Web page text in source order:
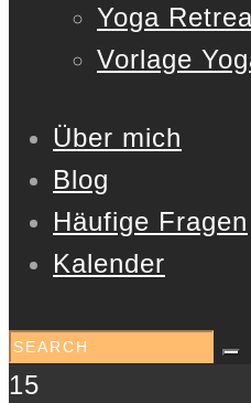
Yoga
Vorlage
Über mich
Blog
Häufige Fragen
Kalender
15